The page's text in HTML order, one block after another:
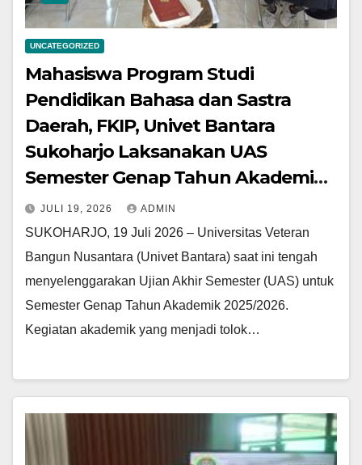
UNCATEGORIZED
Mahasiswa Program Studi
Pendidikan Bahasa dan Sastra
Daerah, FKIP, Univet Bantara
Sukoharjo Laksanakan UAS
Semester Genap Tahun Akademik
2025/2026
JULI 19, 2026 ADMIN
SUKOHARJO, 19 Juli 2026 – Universitas Veteran
Bangun Nusantara (Univet Bantara) saat ini tengah
menyelenggarakan Ujian Akhir Semester (UAS) untuk
Semester Genap Tahun Akademik 2025/2026.
Kegiatan akademik yang menjadi tolok…